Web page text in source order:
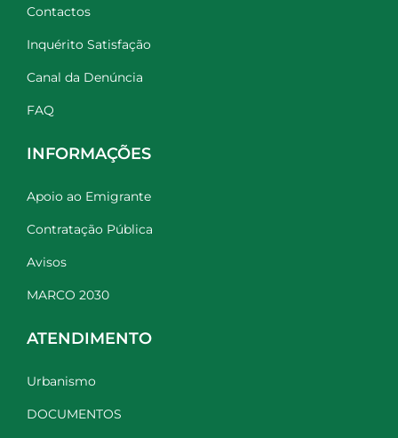
Contactos
Inquérito Satisfação
Canal da Denúncia
FAQ
INFORMAÇÕES
Apoio ao Emigrante
Contratação Pública
Avisos
MARCO 2030
ATENDIMENTO
Urbanismo
DOCUMENTOS